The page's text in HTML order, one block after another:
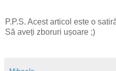
P.P.S. Acest articol este o
Să aveți zboruri ușoare ;)